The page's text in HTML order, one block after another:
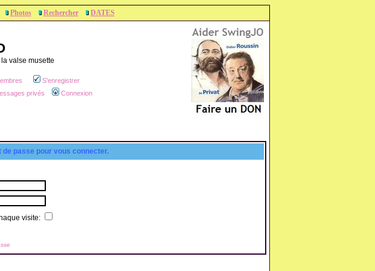
Photos Rechercher DATES
valse musette
S'enregistrer
privés Connexion
passe pour vous connecter.
visite: